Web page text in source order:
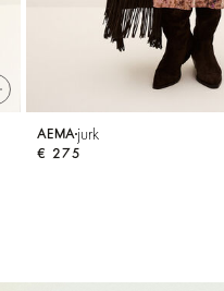
AEMA jurk
€ 275